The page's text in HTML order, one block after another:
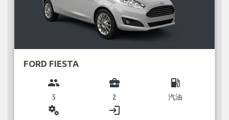
FORD FIESTA
group
5
business_center
2
local_gas_station
汽油
miscellaneous_services login